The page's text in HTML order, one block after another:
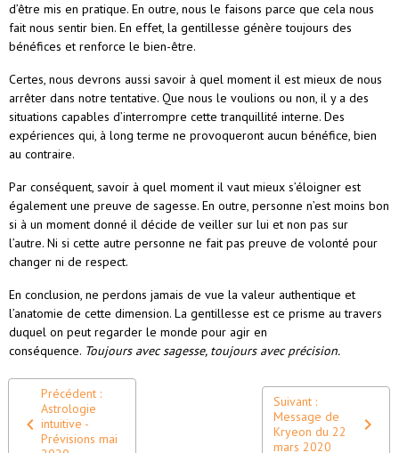
d’être mis en pratique. En outre, nous le faisons parce que cela nous
fait nous sentir bien. En effet, la gentillesse génère toujours des
bénéfices et renforce le bien-être.
Certes, nous devrons aussi savoir à quel moment il est mieux de nous
arrêter dans notre tentative. Que nous le voulions ou non, il y a des
situations capables d’interrompre cette tranquillité interne. Des
expériences qui, à long terme ne provoqueront aucun bénéfice, bien
au contraire.
Par conséquent, savoir à quel moment il vaut mieux s’éloigner est
également une preuve de sagesse. En outre, personne n’est moins bon
si à un moment donné il décide de veiller sur lui et non pas sur
l’autre. Ni si cette autre personne ne fait pas preuve de volonté pour
changer ni de respect.
En conclusion, ne perdons jamais de vue la valeur authentique et
l’anatomie de cette dimension. La gentillesse est ce prisme au travers
duquel on peut regarder le monde pour agir en
conséquence. Toujours avec sagesse, toujours avec précision.
Précédent :
Astrologie
intuitive -
Prévisions mai
Suivant :
Message de
Kryeon du 22
mars 2020